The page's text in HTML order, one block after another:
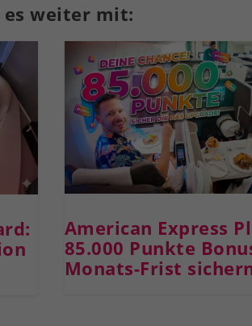
es weiter mit:
American Express
85.000 Punkte
Monats-Frist